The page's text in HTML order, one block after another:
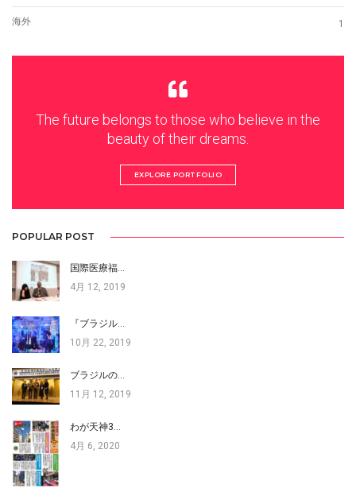
海外 1
The future belongs to those who believe in the
beauty of their dreams.
EXPLORE PORTFOLIO
POPULAR POST
国際医療福…
4月 12, 2019
『ブラジル…
10月 22, 2019
ブラジルの…
11月 12, 2019
わが天神3…
4月 6, 2020